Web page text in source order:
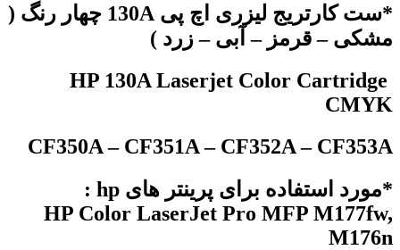
*ست کارتریج لیزری اچ پی 130A چهار رنگ (
مشکی – قرمز – آبی – زرد )
HP 130A Laserjet Color Cartridge
CMYK
CF350A – CF351A – CF352A – CF353A
*مورد استفاده برای پرینتر های hp :
HP Color LaserJet Pro MFP M177fw,
M176n